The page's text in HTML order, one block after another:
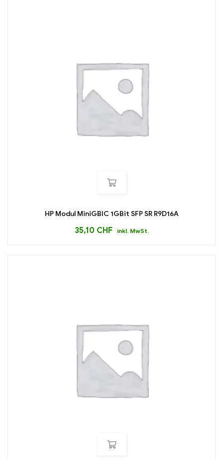
HP Modul MiniGBIC 1GBit SFP SR R9D16A
35,10 CHF inkl. MwSt.